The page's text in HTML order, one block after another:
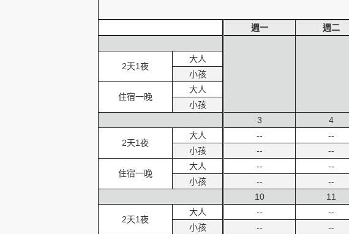
2天1夜
大人
小孩
住宿一晚
大人
小孩
2天1夜
大人
小孩
住宿一晚
大人
小孩
2天1夜
大人
小孩
週一 週二
3
--
--
--
--
4
--
--
--
--
10
--
--
11
--
--